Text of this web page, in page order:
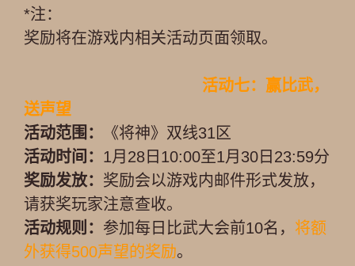
*注：
奖励将在游戏内相关活动页面领取。
活动七：赢比武，
送声望
活动范围：
《将神》双线31区
活动时间： 1月28日10:00至1月30日23:59分
奖励发放： 奖励会以游戏内邮件形式发放，
请获奖玩家注意查收。
活动规则： 参加每日比武大会前10名， 将额
外获得500声望的奖励。